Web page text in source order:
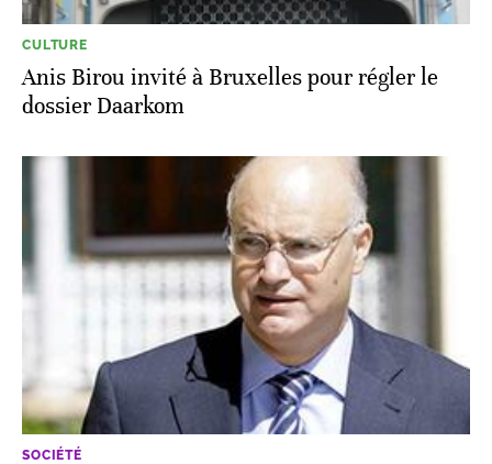
CULTURE
Anis Birou invité à Bruxelles pour régler le
dossier Daarkom
SOCIÉTÉ